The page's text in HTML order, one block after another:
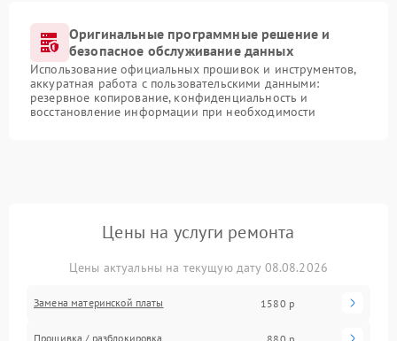
Оригинальные программные решение и
безопасное обслуживание данных
Использование официальных прошивок и инструментов,
аккуратная работа с пользовательскими данными:
резервное копирование, конфиденциальность и
восстановление информации при необходимости
Цены на услуги ремонта
Цены актуальны на текущую дату 08.08.2026
Замена материнской платы 1580 р
Прошивка / разблокировка